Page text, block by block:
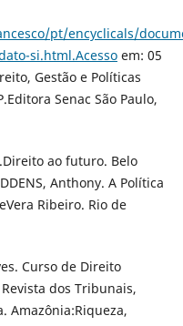
pt/encyclicals/
si.html.Acessoem: 05
Gestão e Políticas
Senac São Paulo,
ao futuro. Belo
Anthony. A Política
Ribeiro. Rio de
Curso de Direito
dos Tribunais,
Amazônia:Riqueza,